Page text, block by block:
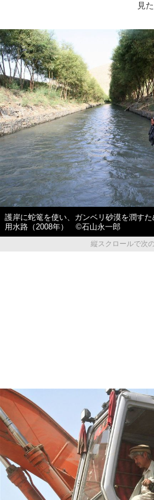
見
護岸に蛇篭を使い、ガンベリ砂漠を潤す
用水路（2008年） ©石山永一郎
縦スクロールで次